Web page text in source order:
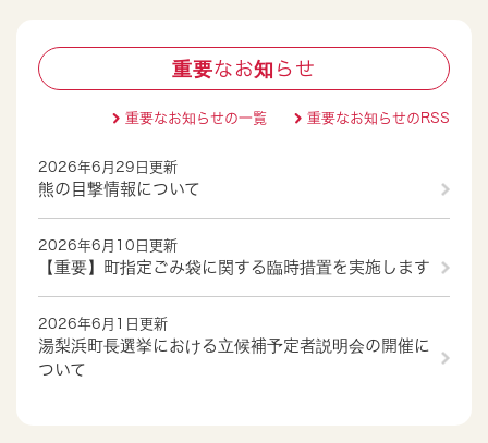
重要なお知らせ
2026年6月29日更新
熊の目撃情報について
2026年6月10日更新
【重要】町指定ごみ袋に関する臨時措置を実施します
2026年6月1日更新
湯梨浜町長選挙における立候補予定者説明会の開催に
ついて
重要なお知らせの一覧 重要なお知らせのRSS